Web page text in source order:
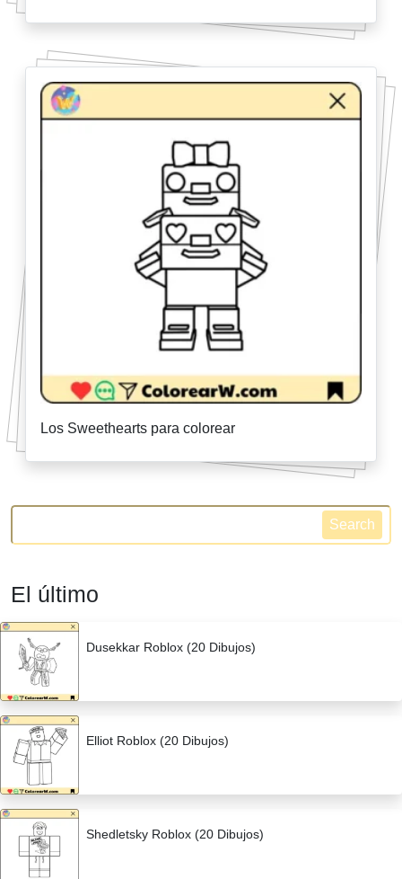
Los Sweethearts para colorear
Search
El último
Dusekkar Roblox (20 Dibujos)
Elliot Roblox (20 Dibujos)
Shedletsky Roblox (20 Dibujos)